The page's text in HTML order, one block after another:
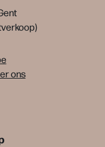
ons